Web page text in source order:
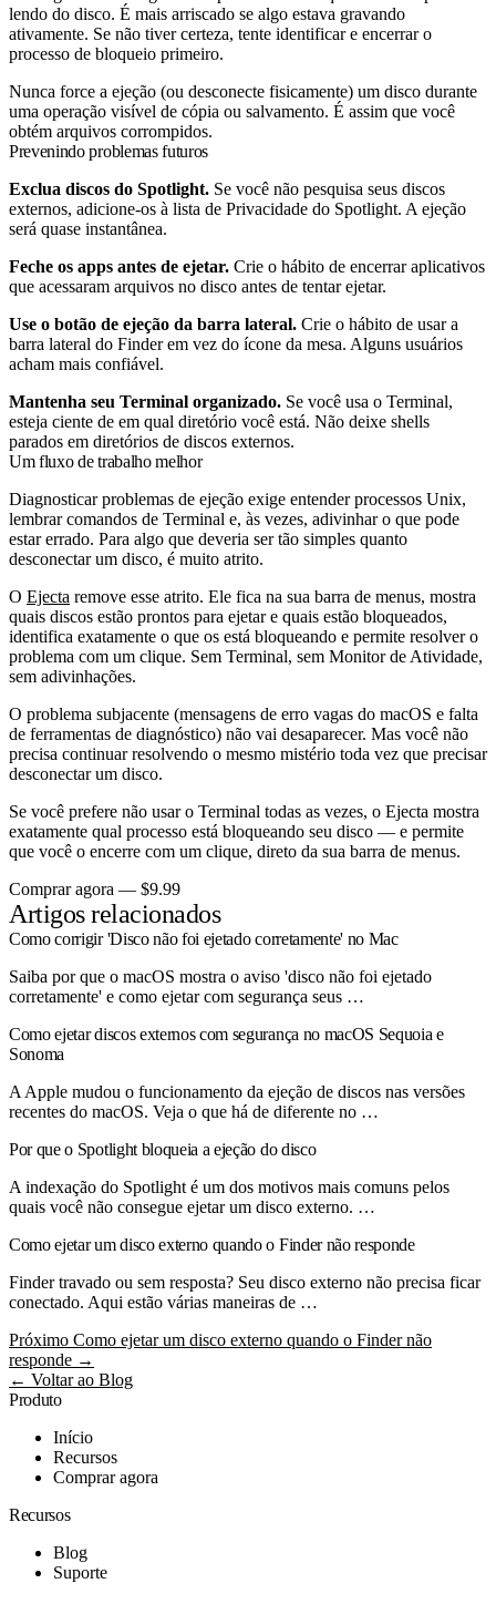
lendo do disco. É mais arriscado se algo estava gravando
ativamente. Se não tiver certeza, tente identificar e encerrar o
processo de bloqueio primeiro.
Nunca force a ejeção (ou desconecte fisicamente) um disco durante
uma operação visível de cópia ou salvamento. É assim que você
obtém arquivos corrompidos.
Prevenindo problemas futuros
Exclua discos do Spotlight. Se você não pesquisa seus discos
externos, adicione-os à lista de Privacidade do Spotlight. A ejeção
será quase instantânea.
Feche os apps antes de ejetar. Crie o hábito de encerrar aplicativos
que acessaram arquivos no disco antes de tentar ejetar.
Use o botão de ejeção da barra lateral. Crie o hábito de usar a
barra lateral do Finder em vez do ícone da mesa. Alguns usuários
acham mais confiável.
Mantenha seu Terminal organizado. Se você usa o Terminal,
esteja ciente de em qual diretório você está. Não deixe shells
parados em diretórios de discos externos.
Um fluxo de trabalho melhor
Diagnosticar problemas de ejeção exige entender processos Unix,
lembrar comandos de Terminal e, às vezes, adivinhar o que pode
estar errado. Para algo que deveria ser tão simples quanto
desconectar um disco, é muito atrito.
O Ejecta remove esse atrito. Ele fica na sua barra de menus, mostra
quais discos estão prontos para ejetar e quais estão bloqueados,
identifica exatamente o que os está bloqueando e permite resolver o
problema com um clique. Sem Terminal, sem Monitor de Atividade,
sem adivinhações.
O problema subjacente (mensagens de erro vagas do macOS e falta
de ferramentas de diagnóstico) não vai desaparecer. Mas você não
precisa continuar resolvendo o mesmo mistério toda vez que precisar
desconectar um disco.
Se você prefere não usar o Terminal todas as vezes, o Ejecta mostra
exatamente qual processo está bloqueando seu disco — e permite
que você o encerre com um clique, direto da sua barra de menus.
Comprar agora — $9.99
Artigos relacionados
Como corrigir 'Disco não foi ejetado corretamente' no Mac
Saiba por que o macOS mostra o aviso 'disco não foi ejetado
corretamente' e como ejetar com segurança seus …
Como ejetar discos externos com segurança no macOS Sequoia e
Sonoma
A Apple mudou o funcionamento da ejeção de discos nas versões
recentes do macOS. Veja o que há de diferente no …
Por que o Spotlight bloqueia a ejeção do disco
A indexação do Spotlight é um dos motivos mais comuns pelos
quais você não consegue ejetar um disco externo. …
Como ejetar um disco externo quando o Finder não responde
Finder travado ou sem resposta? Seu disco externo não precisa ficar
conectado. Aqui estão várias maneiras de …
Próximo Como ejetar um disco externo quando o Finder não
responde →
← Voltar ao Blog
Produto
Início
Recursos
Comprar agora
Recursos
Blog
Suporte